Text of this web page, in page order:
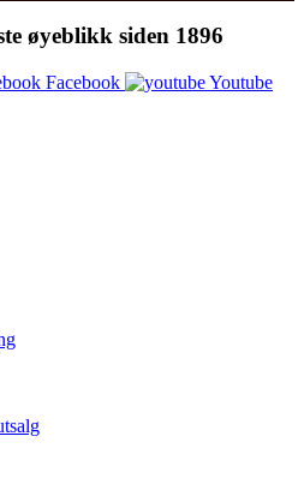
øyeblikk siden 1896
Facebook
Youtube